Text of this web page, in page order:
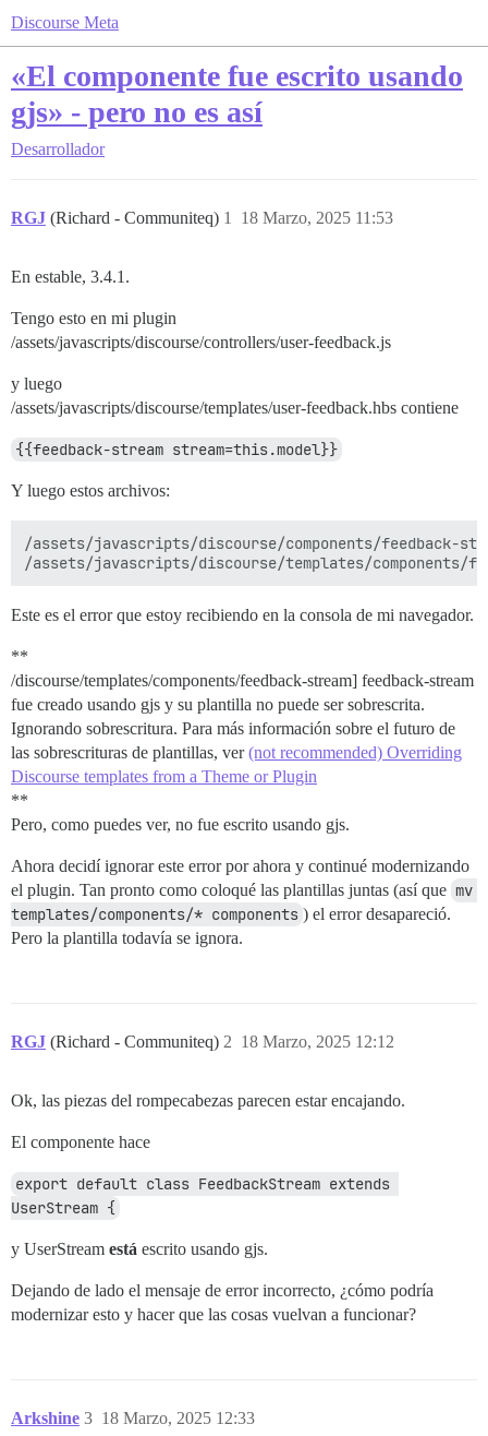
Discourse Meta
«El componente fue escrito usando
gjs» - pero no es así
Desarrollador
RGJ (Richard - Communiteq) 18 Marzo, 2025 11:53
1
En estable, 3.4.1.
Tengo esto en mi plugin
/assets/javascripts/discourse/controllers/user-feedback.js
y luego
/assets/javascripts/discourse/templates/user-feedback.hbs contiene
{{feedback-stream stream=this.model}}
Y luego estos archivos:
/assets/javascripts/discourse/components/feedback-
Este es el error que estoy recibiendo en la consola de mi navegador.
**
/discourse/templates/components/feedback-stream] feedback-stream
fue creado usando gjs y su plantilla no puede ser sobrescrita.
Ignorando sobrescritura. Para más información sobre el futuro de
las sobrescrituras de plantillas, ver(not recommended) Overriding
Discourse templates from a Theme or Plugin
**
Pero, como puedes ver, no fue escrito usando gjs.
Ahora decidí ignorar este error por ahora y continué modernizando
el plugin. Tan pronto como coloqué las plantillas juntas (así que mv
templates/components/* components ) el error desapareció.
Pero la plantilla todavía se ignora.
RGJ (Richard - Communiteq) 18 Marzo, 2025 12:12
2
Ok, las piezas del rompecabezas parecen estar encajando.
El componente hace
export default class FeedbackStream extends
UserStream {
y UserStream está escrito usando gjs.
Dejando de lado el mensaje de error incorrecto, ¿cómo podría
modernizar esto y hacer que las cosas vuelvan a funcionar?
Arkshine 18 Marzo, 2025 12:33
3